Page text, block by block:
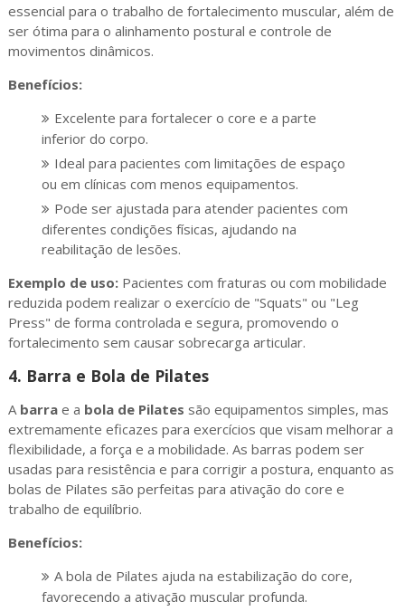
essencial para o trabalho de fortalecimento muscular, além de
ser ótima para o alinhamento postural e controle de
movimentos dinâmicos.
Benefícios:
Excelente para fortalecer o core e a parte
inferior do corpo.
Ideal para pacientes com limitações de espaço
ou em clínicas com menos equipamentos.
Pode ser ajustada para atender pacientes com
diferentes condições físicas, ajudando na
reabilitação de lesões.
Exemplo de uso:Pacientes com fraturas ou com mobilidade
reduzida podem realizar o exercício de "Squats" ou "Leg
Press" de forma controlada e segura, promovendo o
fortalecimento sem causar sobrecarga articular.
4. Barra e Bola de Pilates
A barrae a bola de Pilates são equipamentos simples, mas
extremamente eficazes para exercícios que visam melhorar a
flexibilidade, a força e a mobilidade. As barras podem ser
usadas para resistência e para corrigir a postura, enquanto as
bolas de Pilates são perfeitas para ativação do core e
trabalho de equilíbrio.
Benefícios:
A bola de Pilates ajuda na estabilização do core,
favorecendo a ativação muscular profunda.